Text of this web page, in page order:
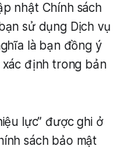
nhật Chính sách
sử dụng Dịch vụ
là bạn đồng ý
định trong bản
lực” được ghi ở
sách bảo mật